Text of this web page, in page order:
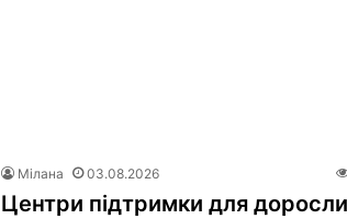
Мілана 03.08.2026
Центри підтримки для